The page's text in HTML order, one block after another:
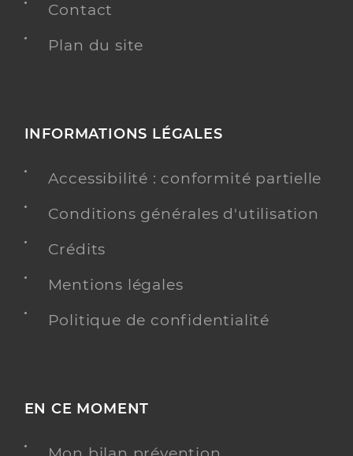
Contact
Plan du site
INFORMATIONS LÉGALES
Accessibilité : conformité partielle
Conditions générales d'utilisation
Crédits
Mentions légales
Politique de confidentialité
EN CE MOMENT